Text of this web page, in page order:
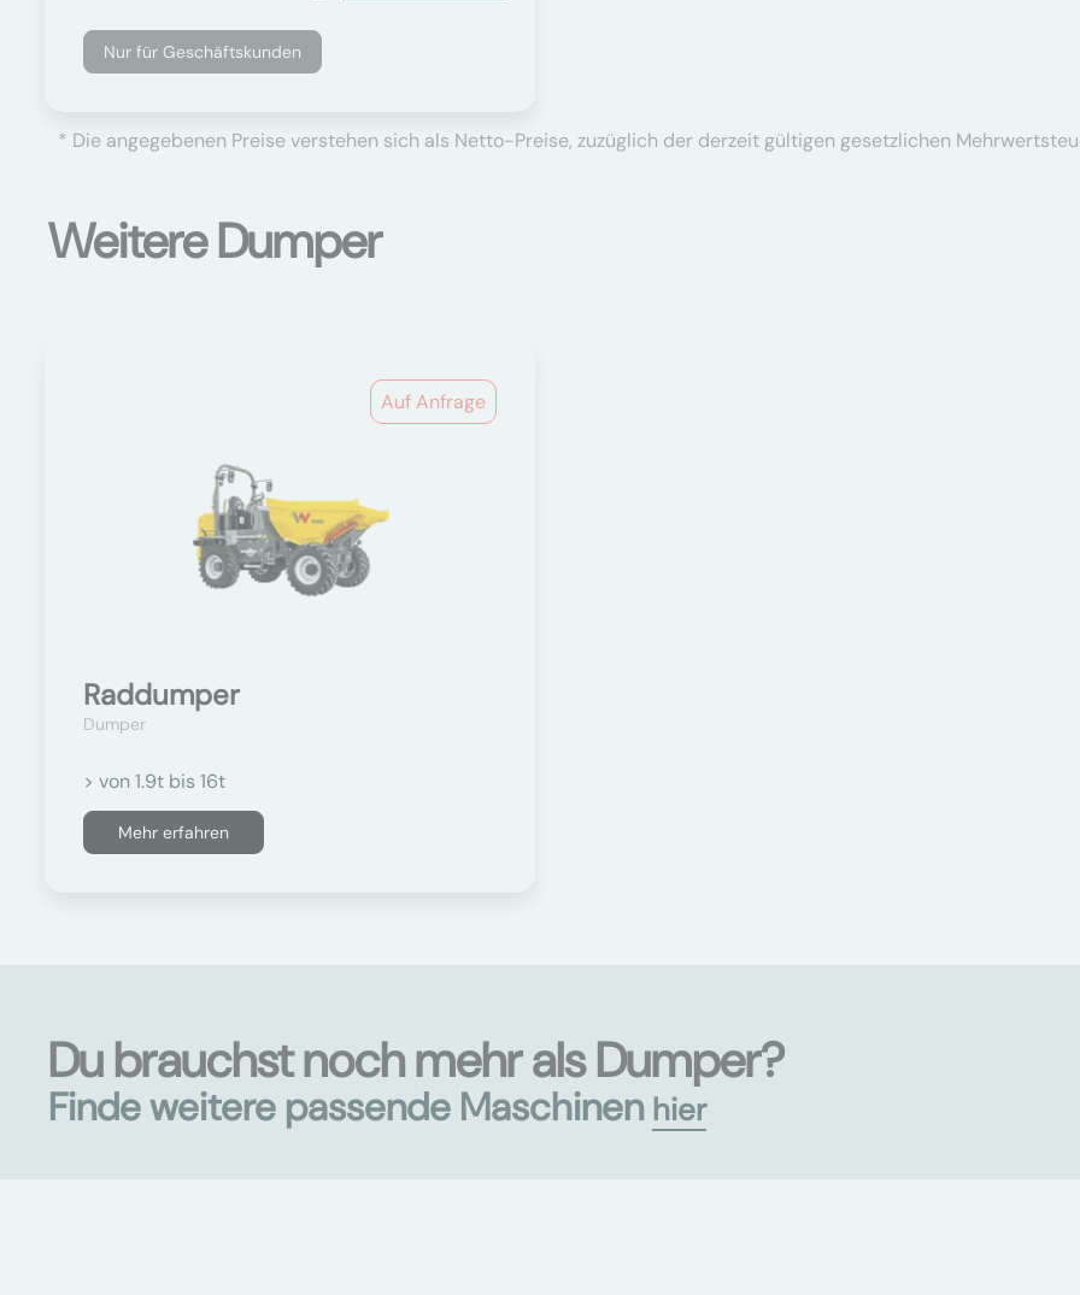
Nur für Geschäftskunden
* Die angegebenen Preise verstehen sich als Netto-Preise, zuzüglich der derzeit gültigen gesetzlichen
Weitere Dumper
Auf Anfrage
Raddumper
Dumper
> von 1.9t bis 16t
Mehr erfahren
Du brauchst noch mehr als Dumper?
Finde weitere passende Maschinen hier